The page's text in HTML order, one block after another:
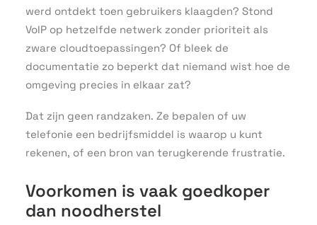
werd ontdekt toen gebruikers klaagden? Stond
VoIP op hetzelfde netwerk zonder prioriteit als
zware cloudtoepassingen? Of bleek de
documentatie zo beperkt dat niemand wist hoe de
omgeving precies in elkaar zat?
Dat zijn geen randzaken. Ze bepalen of uw
telefonie een bedrijfsmiddel is waarop u kunt
rekenen, of een bron van terugkerende frustratie.
Voorkomen is vaak goedkoper
dan noodherstel